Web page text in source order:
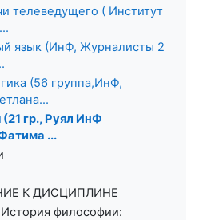
телеведущего ( Институт
язык (ИнФ, Журналисты 2
(56 группа,ИнФ,
гр., Руял ИнФ
...
К ДИСЦИПЛИНЕ
философии: